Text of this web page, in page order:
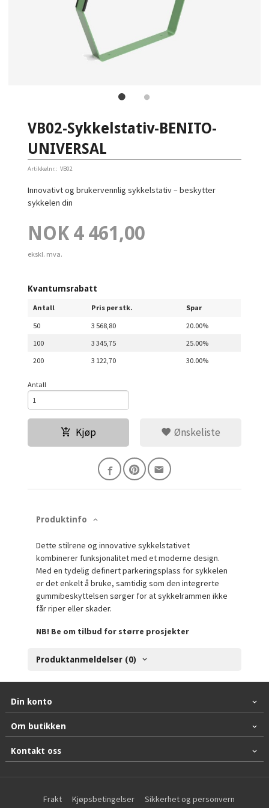
VB02-Sykkelstativ-BENITO-
UNIVERSAL
Artikkelnr.: VB02
Innovativt og brukervennlig sykkelstativ – beskytter
sykkelen din
Pris
NOK 4 461,00
ekskl. mva.
Kvantumsrabatt
Antall Pris per stk.
Spar
50
3 568,80
20.00%
100
3 345,75
25.00%
200
3 122,70 30.00%
Antall
Kjøp Ønskeliste
Produktinfo
Dette stilrene og innovative sykkelstativet
kombinerer funksjonalitet med et moderne design.
Med en tydelig definert parkeringsplass for sykkelen
er det enkelt å bruke, samtidig som den integrerte
gummibeskyttelsen sørger for at sykkelrammen ikke
får riper eller skader.
NB! Be om tilbud for større prosjekter
Produktanmeldelser (0)
Din konto
Om butikken
Kontakt oss
Frakt Kjøpsbetingelser Sikkerhet og personvern